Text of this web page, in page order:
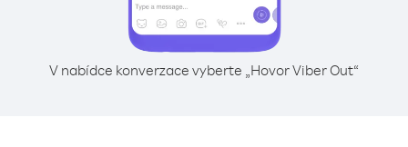
V nabídce konverzace vyberte „Hovor Viber Out“